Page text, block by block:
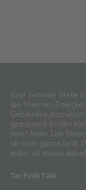
Eine zentrale Stelle
die Themen
gebündelt finden
sein? Nein. Der
ob man gerne liest,
jeden ist etwas dabei!
TechnikTalk